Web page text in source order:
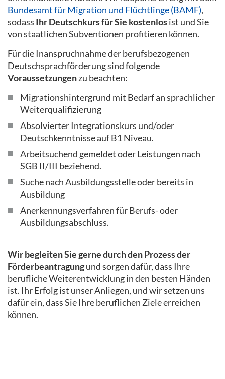
Bundesamt für Migration und Flüchtlinge (BAMF),
sodass Ihr Deutschkurs für Sie kostenlosist und Sie
von staatlichen Subventionen profitieren können.
Für die Inanspruchnahme der berufsbezogenen
Deutschsprachförderung sind folgende
Voraussetzungenzu beachten:
Migrationshintergrund mit Bedarf an sprachlicher
Weiterqualifizierung
Absolvierter Integrationskurs und/oder
Deutschkenntnisse auf B1 Niveau.
Arbeitsuchend gemeldet oder Leistungen nach
SGB II/III beziehend.
Suche nach Ausbildungsstelle oder bereits in
Ausbildung
Anerkennungsverfahren für Berufs- oder
Ausbildungsabschluss.
Wir begleiten Sie gerne durch den Prozess der
Förderbeantragungund sorgen dafür, dass Ihre
berufliche Weiterentwicklung in den besten Händen
ist. Ihr Erfolg ist unser Anliegen, und wir setzen uns
dafür ein, dass Sie Ihre beruflichen Ziele erreichen
können.